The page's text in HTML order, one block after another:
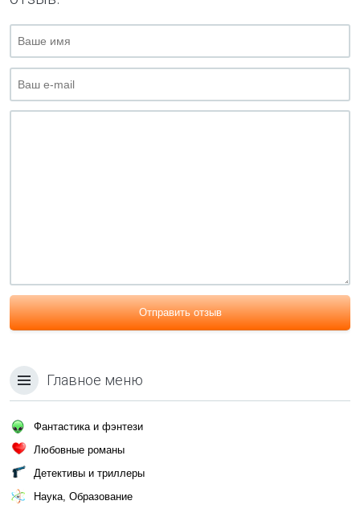
Отправить отзыв
Главное меню
Фантастика и фэнтези
Любовные романы
Детективы и триллеры
Наука, Образование